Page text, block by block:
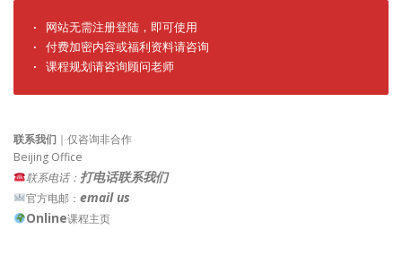
· 网站无需注册登陆，即可使用
· 付费加密内容或福利资料请咨询
· 课程规划请咨询顾问老师
联系我们 ｜仅咨询非合作
Beijing Office
联系电话： 打电话联系我们
官方电邮： email us
Online课程主页